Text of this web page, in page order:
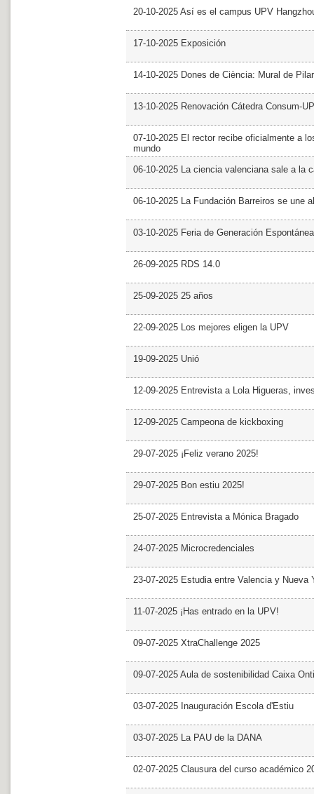
20-10-2025 Así es el campus UPV
17-10-2025 Exposición
14-10-2025 Dones de Ciència: Mural de
13-10-2025 Renovación Cátedra Consum-
07-10-2025 El rector recibe oficialmente a
mundo
06-10-2025 La ciencia valenciana sale a la
06-10-2025 La Fundación Barreiros se une
03-10-2025 Feria de Generación Espontánea
26-09-2025 RDS 14.0
25-09-2025 25 años
22-09-2025 Los mejores eligen la UPV
19-09-2025 Unió
12-09-2025 Entrevista a Lola Higueras,
12-09-2025 Campeona de kickboxing
29-07-2025 ¡Feliz verano 2025!
29-07-2025 Bon estiu 2025!
25-07-2025 Entrevista a Mónica Bragado
24-07-2025 Microcredenciales
23-07-2025 Estudia entre Valencia y Nueva
11-07-2025 ¡Has entrado en la UPV!
09-07-2025 XtraChallenge 2025
09-07-2025 Aula de sostenibilidad Caixa
03-07-2025 Inauguración Escola d'Estiu
03-07-2025 La PAU de la DANA
02-07-2025 Clausura del curso académico